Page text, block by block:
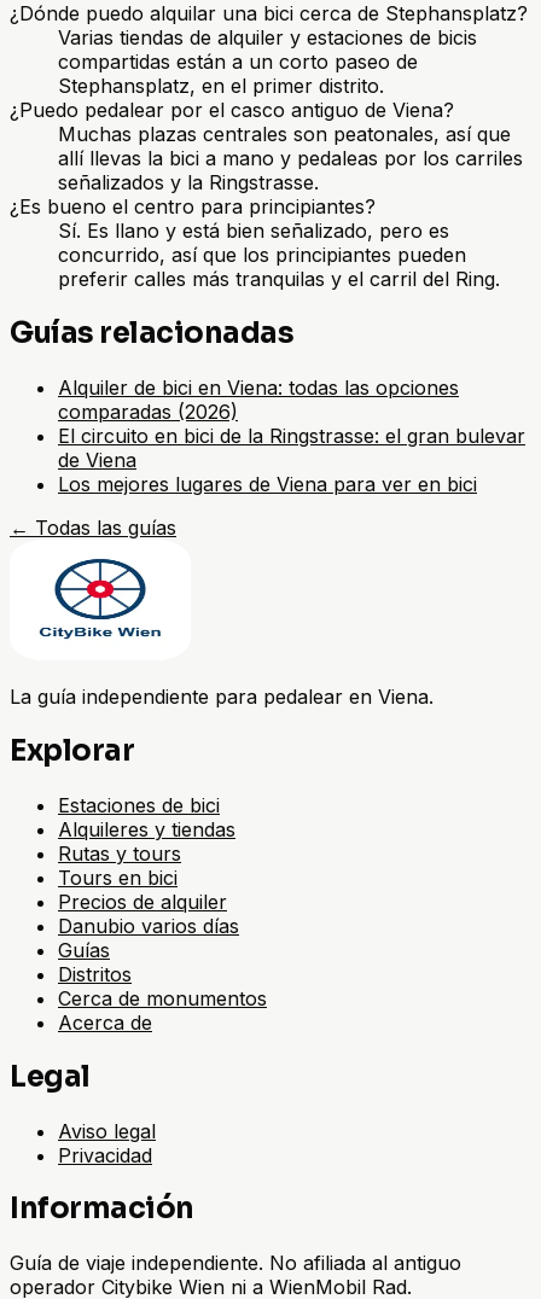
¿Dónde puedo alquilar una bici cerca de Stephansplatz?
Varias tiendas de alquiler y estaciones de bicis
compartidas están a un corto paseo de
Stephansplatz, en el primer distrito.
¿Puedo pedalear por el casco antiguo de Viena?
Muchas plazas centrales son peatonales, así que
allí llevas la bici a mano y pedaleas por los carriles
señalizados y la Ringstrasse.
¿Es bueno el centro para principiantes?
Sí. Es llano y está bien señalizado, pero es
concurrido, así que los principiantes pueden
preferir calles más tranquilas y el carril del Ring.
Guías relacionadas
Alquiler de bici en Viena: todas las opciones
comparadas (2026)
El circuito en bici de la Ringstrasse: el gran bulevar
de Viena
Los mejores lugares de Viena para ver en bici
← Todas las guías
La guía independiente para pedalear en Viena.
Explorar
Estaciones de bici
Alquileres y tiendas
Rutas y tours
Tours en bici
Precios de alquiler
Danubio varios días
Guías
Distritos
Cerca de monumentos
Acerca de
Legal
Aviso legal
Privacidad
Información
Guía de viaje independiente. No afiliada al antiguo
operador Citybike Wien ni a WienMobil Rad.